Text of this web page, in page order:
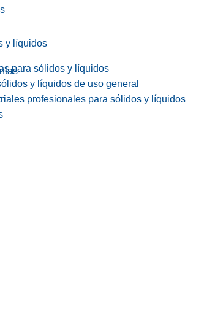
y líquidos
para sólidos y líquidos
y líquidos de uso general
profesionales para sólidos y líquidos